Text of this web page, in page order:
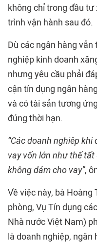
không chỉ trong đầu
trình vận hành sau đó.
Dù các ngân hàng
nghiệp kinh doanh
nhưng yêu cầu phải
cận tín dụng ngân
và có tài sản tương
đúng thời hạn.
“Các doanh nghiệp
vay vốn lớn như thế
không dám cho vay”,
Về việc này, bà Hoàng
phòng, Vụ Tín dụng
Nhà nước Việt Nam)
là doanh nghiệp,